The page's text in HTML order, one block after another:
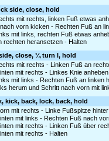
side, close, hold
mit rechts, linken Fuß etwas
vorn kicken - Rechten Fuß an
mit links, rechten Fuß etwas
rechten heransetzen - Halten
close, ¼ turn l, hold
mit rechts - Linken Fuß an
mit rechts - Linkes Knie anheben
mit links - Rechten Fuß an linken
herum und Schritt nach vorn mit
kick, back, lock, back, hold
mit rechts - Linke Fußspitze
mit links - Rechten Fuß nach
mit rechts - Linken Fuß über
mit rechts - Halten